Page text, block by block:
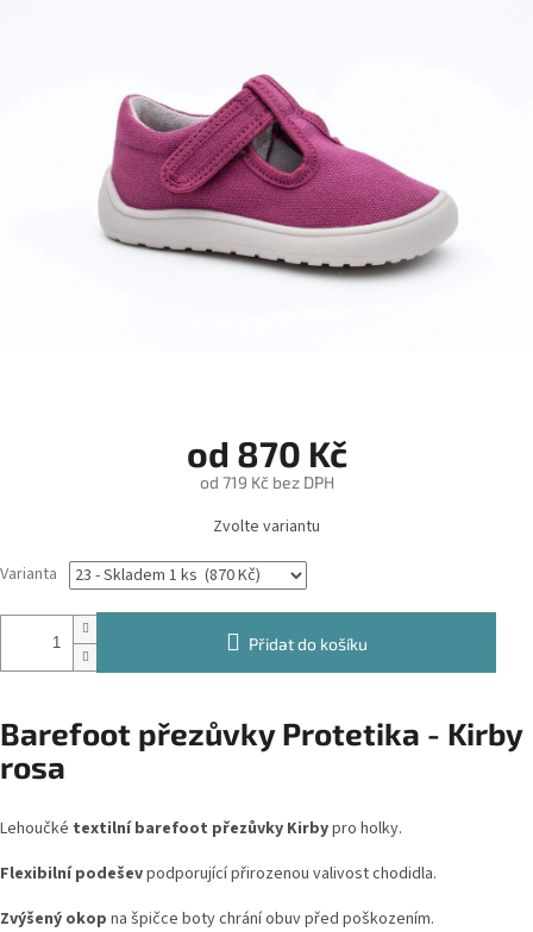
od 870 Kč
od 719 Kčbez DPH
Měrná
cena:
Zvolte variantu
Varianta
Přidat do košíku
Barefoot přezůvky Protetika - Kirby
rosa
Lehoučké textilní barefoot přezůvky Kirbypro holky.
Flexibilní podeševpodporující přirozenou valivost chodidla.
Zvýšený okop na špičce boty chrání obuv před poškozením.